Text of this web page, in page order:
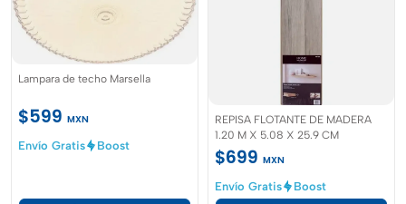
Lampara de techo Marsella
$599 MXN
Envío Gratis
Boost
REPISA FLOTANTE DE MADERA
1.20 M X 5.08 X 25.9 CM
$699 MXN
Envío Gratis
Boost